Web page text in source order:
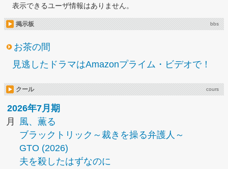
表示できるユーザ情報はありません。
掲示板 bbs
お茶の間
見逃したドラマはAmazonプライム・ビデオで！
クール cours
2026年7月期
月
風、薫る
ブラックトリック～裁きを操る弁護人～
GTO (2026)
夫を殺したはずなのに